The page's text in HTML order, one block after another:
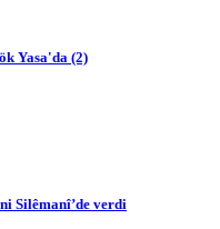
Yasa'da (2)
Silêmanî’de verdi